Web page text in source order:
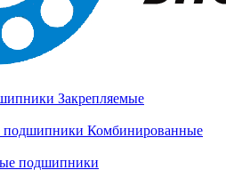
Закрепляемые
Комбинированные